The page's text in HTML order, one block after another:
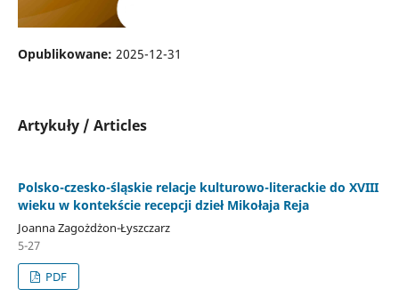
Opublikowane: 2025-12-31
Artykuły / Articles
Polsko-czesko-śląskie relacje kulturowo-literackie do XVIII
wieku w kontekście recepcji dzieł Mikołaja Reja
Joanna Zagożdżon-Łyszczarz
5-27
PDF